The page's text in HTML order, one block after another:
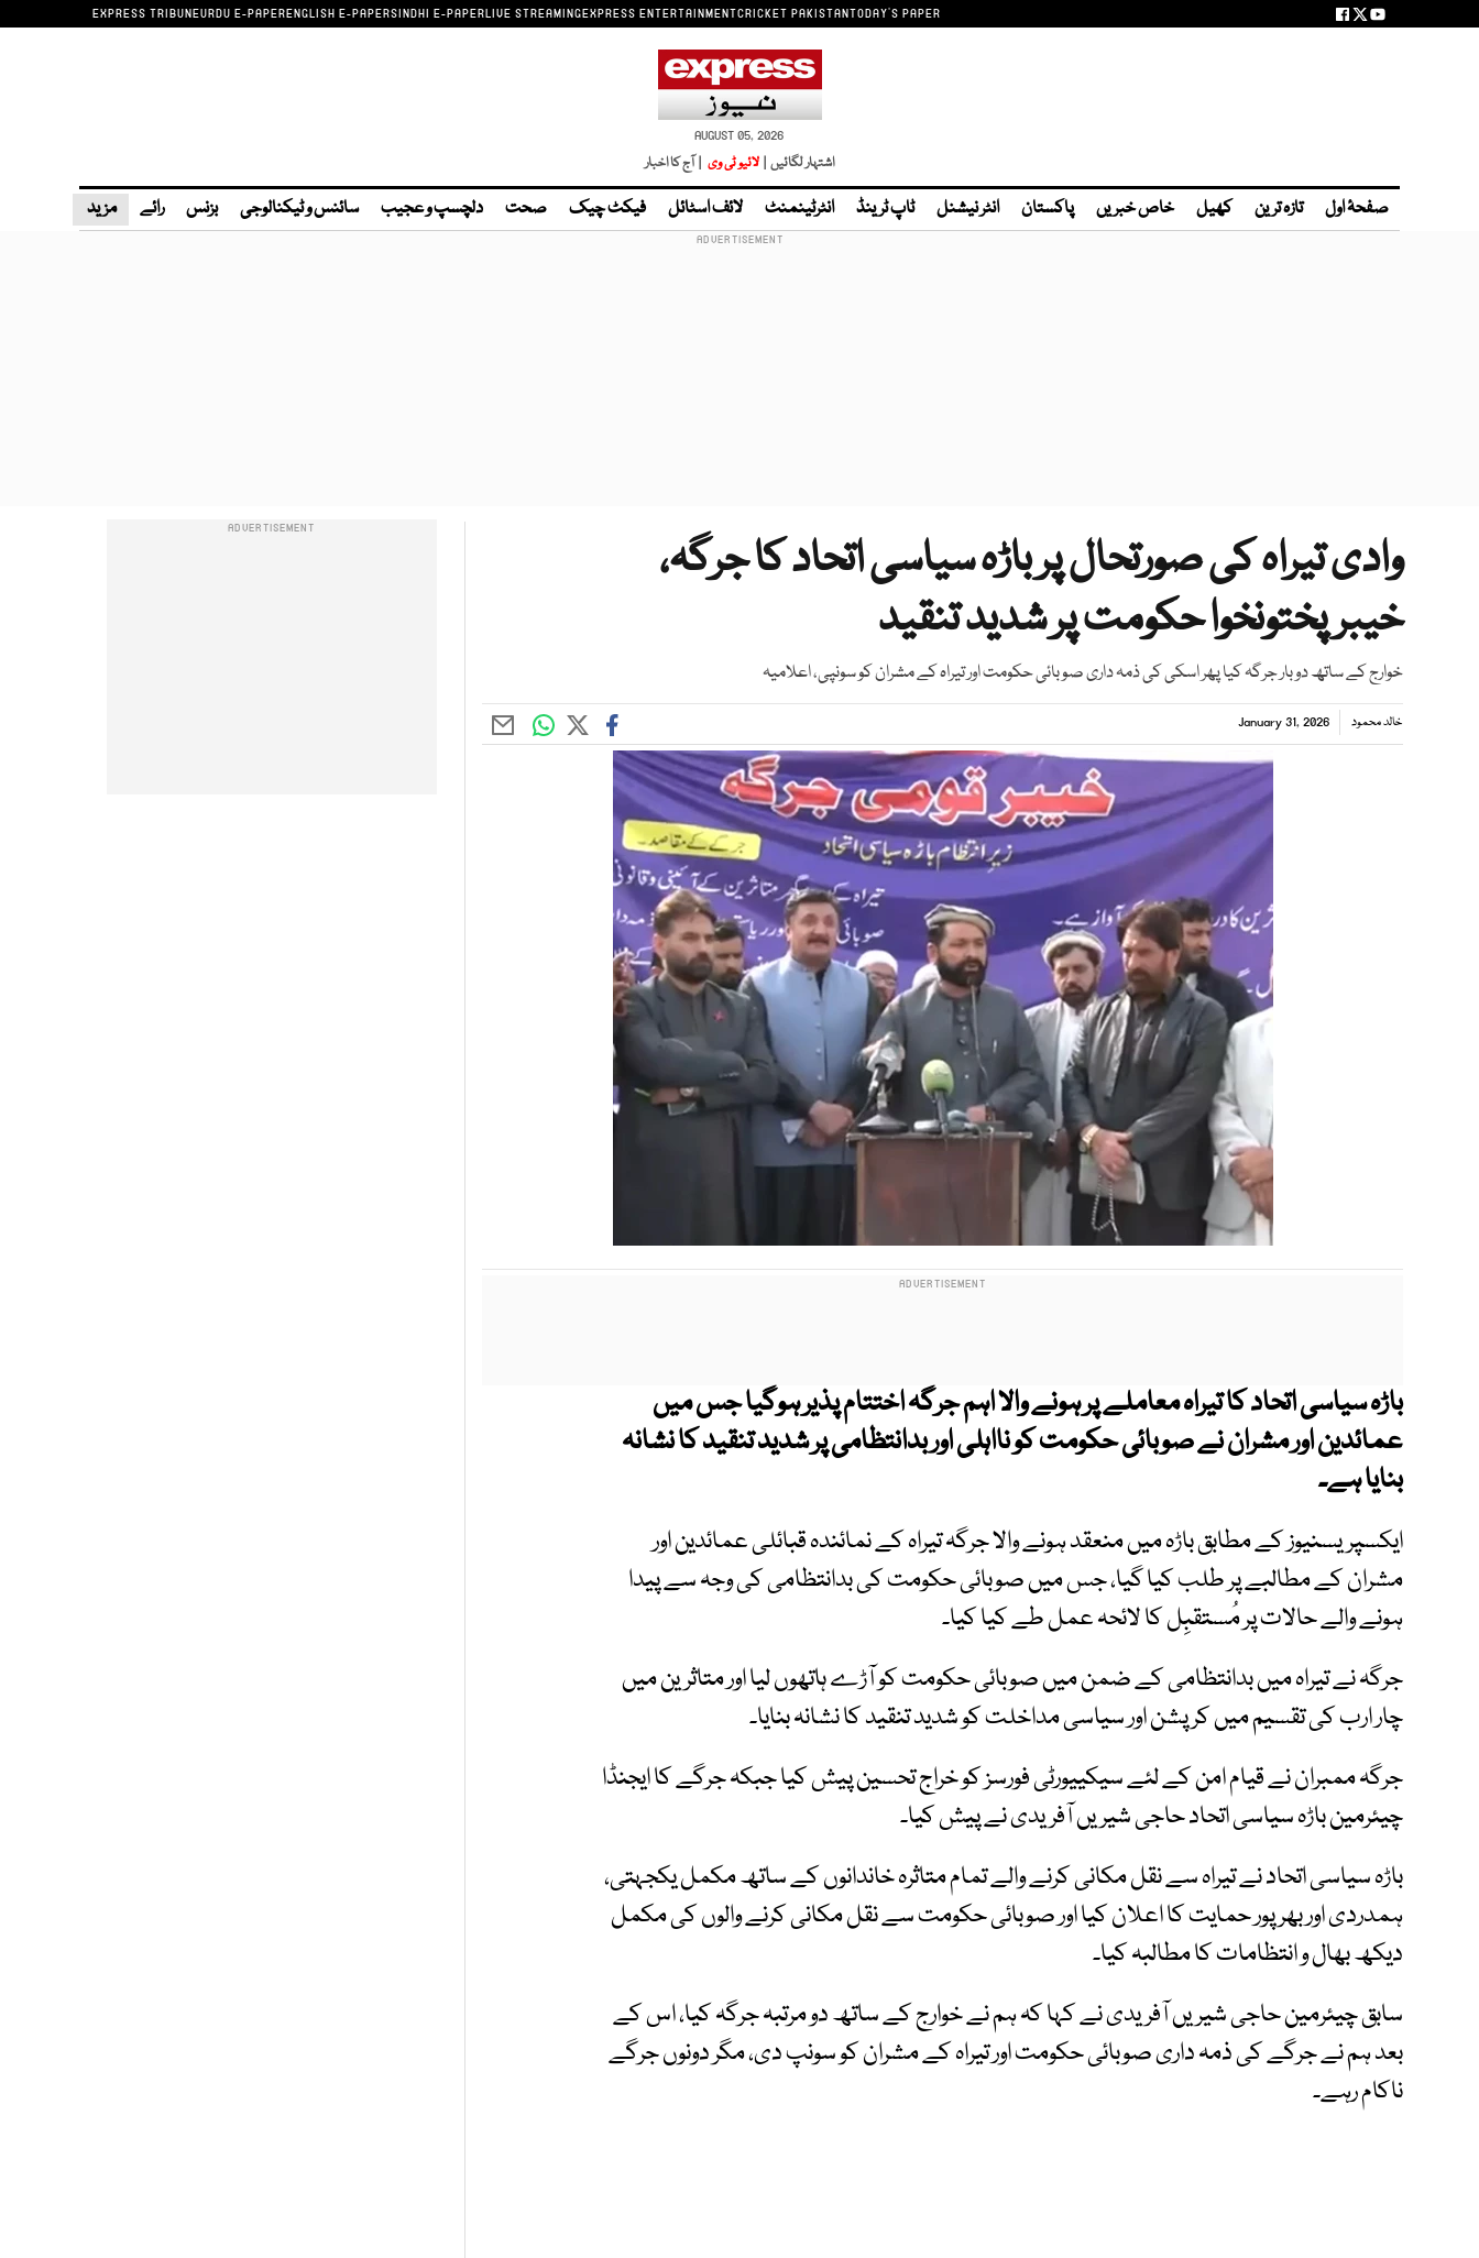
EXPRESS TRIBUNEURDU E-PAPERENGLISH E-PAPERSINDHI E-PAPERLIVE STREAMINGEXPRESS ENTERTAINMENTCRICKET PAKISTANTODAY'S PAPER
AUGUST 05, 2026
اشتہار لگائیں | لائیو ٹی وی | آج کا اخبار
صفحۂ اول تازہ ترین کھیل خاص خبریں پاکستان انٹر نیشنل ٹاپ ٹرینڈ انٹرٹینمنٹ لائف اسٹائل فیکٹ چیک صحت دلچسپ و عجیب سائنس و ٹیکنالوجی بزنس رائے مزید
وادی تیراہ کی صورتحال پر باڑہ سیاسی اتحاد کا جرگہ،
خیبرپختونخوا حکومت پر شدید تنقید
خوارج کے ساتھ دو بار جرگہ کیا پھر اسکی کی ذمہ داری صوبائی حکومت اور تیراہ کے مشران کو سونپی، اعلامیہ
خالد محمود January 31, 2026
باڑہ سیاسی اتحاد کا تیراہ معاملے پر ہونے والا اہم جرگہ اختتام پذیر ہوگیا جس میں
عمائدین اور مشران نے صوبائی حکومت کو نااہلی اور بدانتظامی پر شدید تنقید کا نشانہ
بنایا ہے۔
ایکسپریسنیوز کے مطابق باڑہ میں منعقد ہونے والا جرگہ تیراہ کے نمائندہ قبائلی عمائدین اور
مشران کے مطالبے پر طلب کیا گیا، جس میں صوبائی حکومت کی بدانتظامی کی وجہ سے پیدا
ہونے والے حالات پر مُستقبِل کا لائحہ عمل طے کیا کیا۔
جرگہ نے تیراہ میں بدانتظامی کے ضمن میں صوبائی حکومت کو آڑے ہاتھوں لیا اور متاثرین میں
چار ارب کی تقسیم میں کرپشن اور سیاسی مداخلت کو شدید تنقید کا نشانہ بنایا۔
جرگہ ممبران نے قیام امن کے لئے سیکییورٹی فورسز کو خراج تحسین پیش کیا جبکہ جرگے کا ایجنڈا
چیئرمین باڑہ سیاسی اتحاد حاجی شیریں آفریدی نے پیش کیا۔
باڑہ سیاسی اتحاد نے تیراہ سے نقل مکانی کرنے والے تمام متاثرہ خاندانوں کے ساتھ مکمل یکجہتی،
ہمدردی اور بھرپور حمایت کا اعلان کیا اور صوبائی حکومت سے نقل مکانی کرنے والوں کی مکمل
دیکھ بھال و انتظامات کا مطالبہ کیا۔
سابق چیئرمین حاجی شیریں آفریدی نے کہا کہ ہم نے خوارج کے ساتھ دو مرتبہ جرگہ کیا، اس کے
بعد ہم نے جرگے کی ذمہ داری صوبائی حکومت اور تیراہ کے مشران کو سونپ دی، مگر دونوں جرگے
ناکام رہے۔